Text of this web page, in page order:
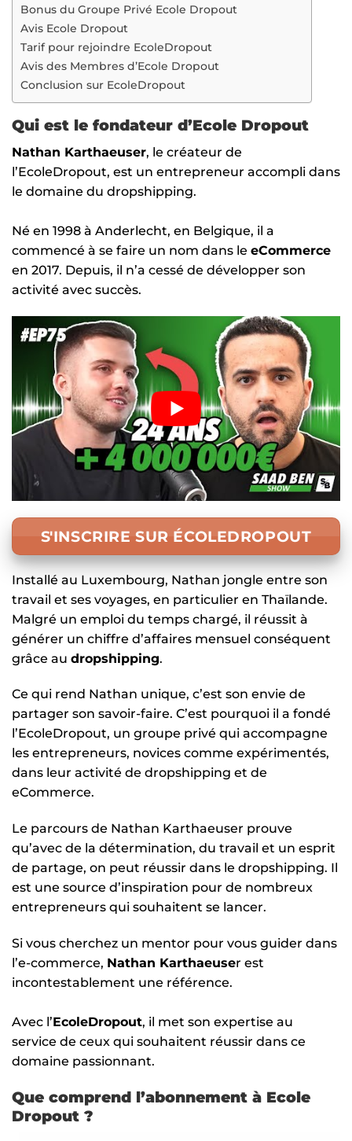
Bonus du Groupe Privé Ecole Dropout
Avis Ecole Dropout
Tarif pour rejoindre EcoleDropout
Avis des Membres d’Ecole Dropout
Conclusion sur EcoleDropout
Qui est le fondateur d’Ecole Dropout
Nathan Karthaeuser, le créateur de
l’EcoleDropout, est un entrepreneur accompli dans
le domaine du dropshipping.
Né en 1998 à Anderlecht, en Belgique, il a
commencé à se faire un nom dans le eCommerce
en 2017. Depuis, il n’a cessé de développer son
activité avec succès.
S'INSCRIRE SUR ÉCOLEDROPOUT
Installé au Luxembourg, Nathan jongle entre son
travail et ses voyages, en particulier en Thaïlande.
Malgré un emploi du temps chargé, il réussit à
générer un chiffre d’affaires mensuel conséquent
grâce au dropshipping.
Ce qui rend Nathan unique, c’est son envie de
partager son savoir-faire. C’est pourquoi il a fondé
l’EcoleDropout, un groupe privé qui accompagne
les entrepreneurs, novices comme expérimentés,
dans leur activité de dropshipping et de
eCommerce.
Le parcours de Nathan Karthaeuser prouve
qu’avec de la détermination, du travail et un esprit
de partage, on peut réussir dans le dropshipping. Il
est une source d’inspiration pour de nombreux
entrepreneurs qui souhaitent se lancer.
Si vous cherchez un mentor pour vous guider dans
l’e-commerce, Nathan Karthaeuser est
incontestablement une référence.
Avec l’EcoleDropout, il met son expertise au
service de ceux qui souhaitent réussir dans ce
domaine passionnant.
Que comprend l’abonnement à Ecole
Dropout ?